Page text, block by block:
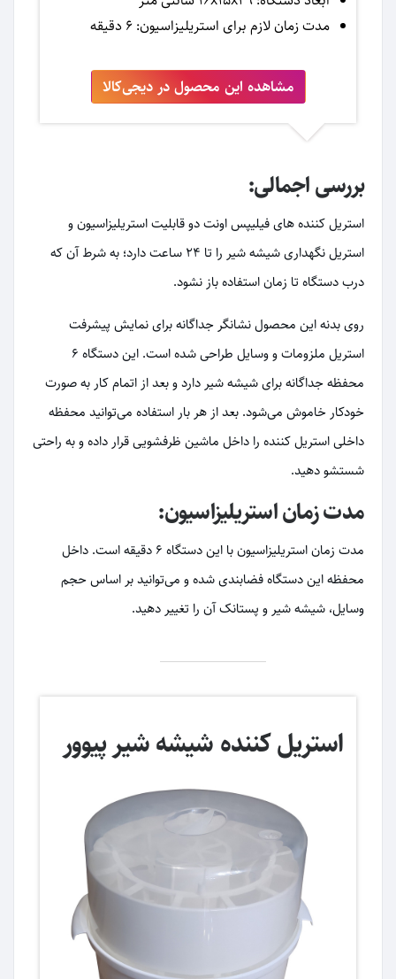
مدت زمان لازم برای استریلیزاسیون: 6 دقیقه
مشاهده این محصول در دیجی‌کالا
بررسی اجمالی:
استریل کننده های فیلیپس اونت دو قابلیت استریلیزاسیون و
استریل نگهداری شیشه شیر را تا 24 ساعت دارد؛ به شرط آن که
درب دستگاه تا زمان استفاده باز نشود.
روی بدنه این محصول نشانگر جداگانه برای نمایش پیشرفت
استریل ملزومات و وسایل طراحی شده است. این دستگاه 6
محفظه جداگانه برای شیشه شیر دارد و بعد از اتمام کار به صورت
خودکار خاموش می‌شود. بعد از هر بار استفاده می‌توانید محفظه
داخلی استریل کننده را داخل ماشین ظرفشویی قرار داده و به راحتی
شستشو دهید.
مدت زمان استریلیزاسیون:
مدت زمان استریلیزاسیون با این دستگاه 6 دقیقه است. داخل
محفظه این دستگاه فضابندی شده و می‌توانید بر اساس حجم
وسایل، شیشه شیر و پستانک آن‌ را تغییر دهید.
استریل کننده شیشه شیر پیوور